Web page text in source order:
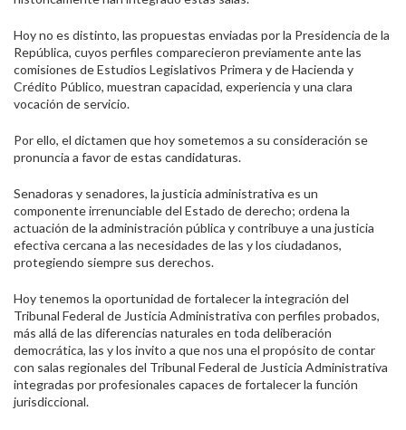
Hoy no es distinto, las propuestas enviadas por la Presidencia de la
República, cuyos perfiles comparecieron previamente ante las
comisiones de Estudios Legislativos Primera y de Hacienda y
Crédito Público, muestran capacidad, experiencia y una clara
vocación de servicio.
Por ello, el dictamen que hoy sometemos a su consideración se
pronuncia a favor de estas candidaturas.
Senadoras y senadores, la justicia administrativa es un
componente irrenunciable del Estado de derecho; ordena la
actuación de la administración pública y contribuye a una justicia
efectiva cercana a las necesidades de las y los ciudadanos,
protegiendo siempre sus derechos.
Hoy tenemos la oportunidad de fortalecer la integración del
Tribunal Federal de Justicia Administrativa con perfiles probados,
más allá de las diferencias naturales en toda deliberación
democrática, las y los invito a que nos una el propósito de contar
con salas regionales del Tribunal Federal de Justicia Administrativa
integradas por profesionales capaces de fortalecer la función
jurisdiccional.